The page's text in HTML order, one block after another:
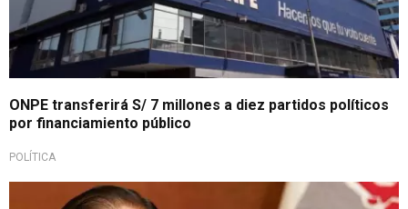
ONPE transferirá S/ 7 millones a diez partidos políticos
por financiamiento público
POLÍTICA